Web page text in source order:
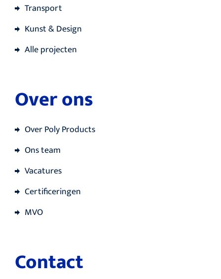
Transport
Kunst & Design
Alle projecten
Over ons
Over Poly Products
Ons team
Vacatures
Certificeringen
MVO
Contact